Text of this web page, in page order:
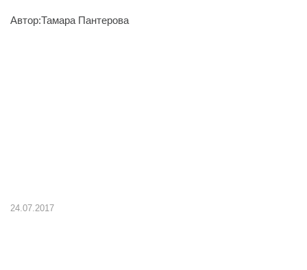
Автор:Тамара Пантерова
24.07.2017